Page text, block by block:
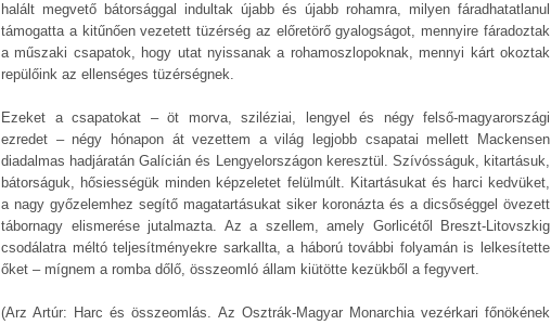
halált megvető bátorsággal indultak újabb és újabb rohamra, milyen fáradhatatlanul
támogatta a kitűnően vezetett tüzérség az előretörő gyalogságot, mennyire fáradoztak
a műszaki csapatok, hogy utat nyissanak a rohamoszlopoknak, mennyi kárt okoztak
repülőink az ellenséges tüzérségnek.
Ezeket a csapatokat – öt morva, sziléziai, lengyel és négy felső-magyarországi
ezredet – négy hónapon át vezettem a világ legjobb csapatai mellett Mackensen
diadalmas hadjáratán Galícián és Lengyelországon keresztül. Szívósságuk, kitartásuk,
bátorságuk, hősiességük minden képzeletet felülmúlt. Kitartásukat és harci kedvüket,
a nagy győzelemhez segítő magatartásukat siker koronázta és a dicsőséggel övezett
tábornagy elismerése jutalmazta. Az a szellem, amely Gorlicétől Breszt-Litovszkig
csodálatra méltó teljesítményekre sarkallta, a háború további folyamán is lelkesítette
őket – mígnem a romba dőlő, összeomló állam kiütötte kezükből a fegyvert.
(Arz Artúr: Harc és összeomlás. Az Osztrák-Magyar Monarchia vezérkari főnökének